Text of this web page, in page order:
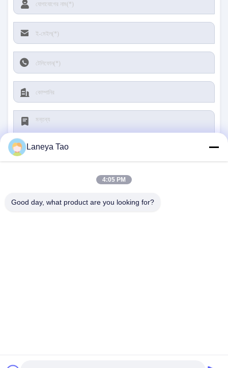
জমা দিন
Laneya Tao
4:05 PM
Good day, what product are you looking for?